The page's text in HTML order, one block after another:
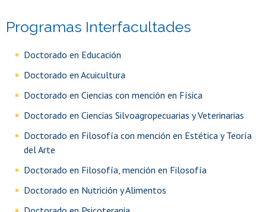
Programas Interfacultades
Doctorado en Educación
Doctorado en Acuicultura
Doctorado en Ciencias con mención en Física
Doctorado en Ciencias Silvoagropecuarias y Veterinarias
Doctorado en Filosofía con mención en Estética y Teoría
del Arte
Doctorado en Filosofía, mención en Filosofía
Doctorado en Nutrición y Alimentos